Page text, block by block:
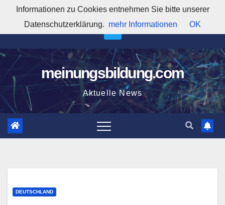
springen
9:15:24 AM
meinungsbildung.com
Aktuelle News
DEUTSCHLAND
Informationen zu Cookies entnehmen Sie bitte unserer
Datenschutzerklärung. mehr Informationen OK